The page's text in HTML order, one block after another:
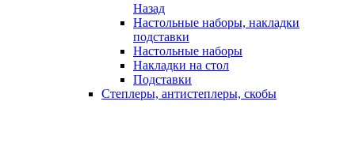
Назад
Настольные наборы, накладки
подставки
Настольные наборы
Накладки на стол
Подставки
Степлеры, антистеплеры, скобы